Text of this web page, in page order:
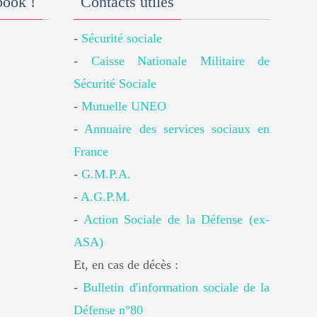
- Sécurité sociale
- Caisse Nationale Militaire de
Sécurité Sociale
-Mutuelle UNEO
-Annuaire des services sociaux en
France
-G.M.P.A.
-A.G.P.M.
- Action Sociale de la Défense (ex-
ASA)
Et, en cas de décès :
-Bulletin d'information sociale de la
Défense n°80